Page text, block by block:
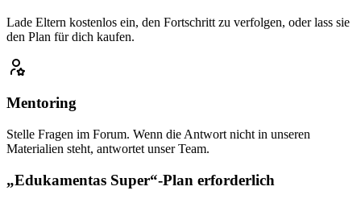
Lade Eltern kostenlos ein, den Fortschritt zu verfolgen, oder lass sie
den Plan für dich kaufen.
Mentoring
Stelle Fragen im Forum. Wenn die Antwort nicht in unseren
Materialien steht, antwortet unser Team.
„Edukamentas Super“-Plan erforderlich